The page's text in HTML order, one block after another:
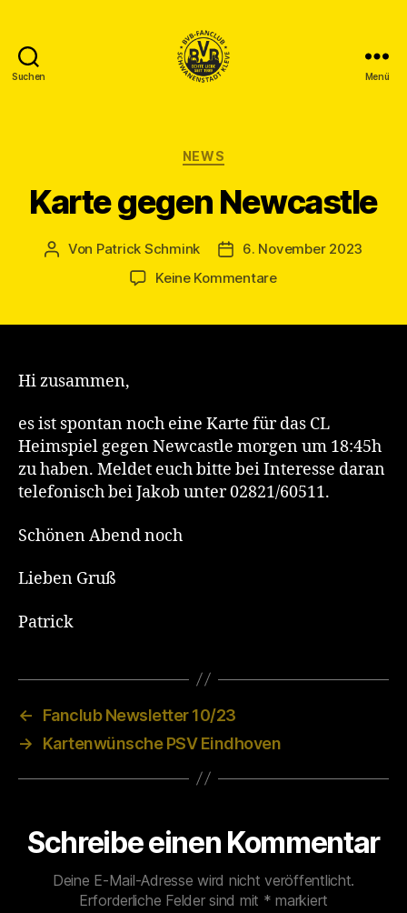
Suchen
Kleve
Menü
Kategorien
NEWS
Karte gegen Newcastle
Beitragsautor
Von Patrick Schmink Veröffentlichungsdatum
6. November 2023
Keine Kommentarezu
Hi zusammen,
es ist spontan noch eine Karte für das CL
Heimspiel gegen Newcastle morgen um 18:45h
zu haben. Meldet euch bitte bei Interesse daran
telefonisch bei Jakob unter 02821/60511.
Schönen Abend noch
Lieben Gruß
Patrick
←
Fanclub Newsletter 10/23
→
Kartenwünsche PSV Eindhoven
Schreibe einen Kommentar
Deine E-Mail-Adresse wird nicht veröffentlicht.
Erforderliche Felder sind mit * markiert